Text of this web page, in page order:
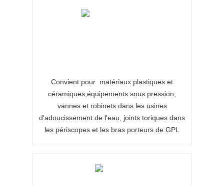
Convient pour matériaux plastiques et
céramiques, équipements sous pression,
vannes et robinets dans les usines
d'adoucissement de l'eau, joints toriques dans
les périscopes et les bras porteurs de GPL